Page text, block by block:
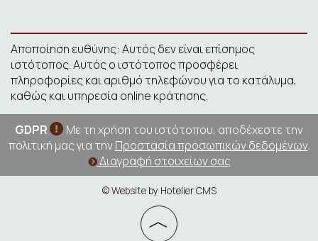
Αποποίηση ευθύνης: Αυτός δεν είναι επίσημος
ιστότοπος. Αυτός ο ιστότοπος προσφέρει
πληροφορίες και αριθμό τηλεφώνου για το κατάλυμα,
καθώς και υπηρεσία online κράτησης.
GDPR
Με τη χρήση του ιστότοπου, αποδέχεστε την
πολιτική μας για τηνΠροστασία προσωπικών δεδομένων.
Διαγραφή στοιχείων σας
© Website by Hotelier CMS
︿